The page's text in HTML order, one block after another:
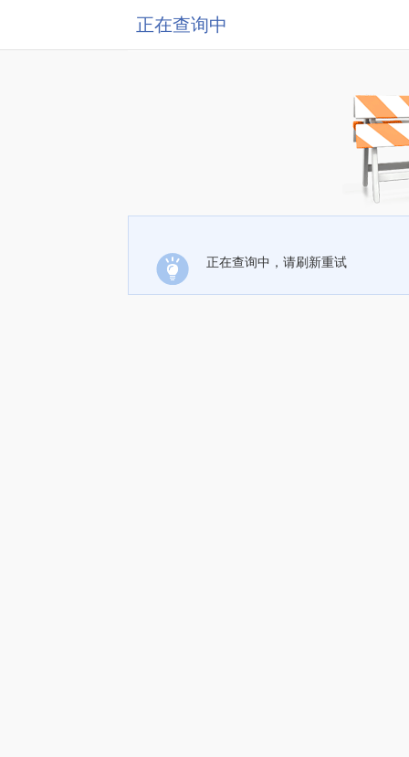
正在查询中
正在查询中，请刷新重试